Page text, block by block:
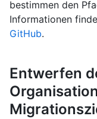
bestimmen den
Informationen
GitHub.
Entwerfen